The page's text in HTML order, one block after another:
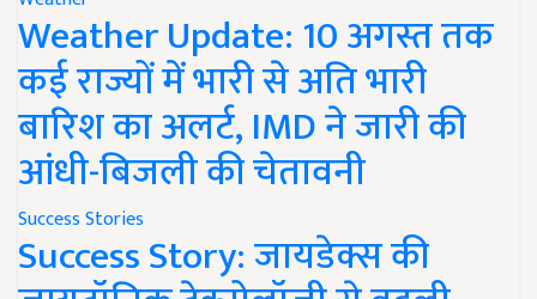
Weather Update: 10 अगस्त तक
कई राज्यों में भारी से अति भारी
बारिश का अलर्ट, IMD ने जारी की
आंधी-बिजली की चेतावनी
Success Stories
Success Story: जायडेक्स की